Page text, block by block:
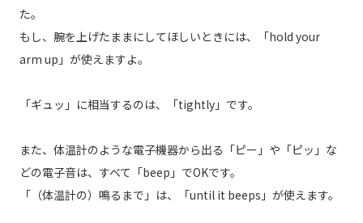
た。
もし、腕を上げたままにしてほしいときには、「hold your
arm up」が使えますよ。
「ギュッ」に相当するのは、「tightly」です。
また、体温計のような電子機器から出る「ピー」や「ピッ」な
どの電子音は、すべて「beep」でOKです。
「（体温計の）鳴るまで」は、「until it beeps」が使えます。